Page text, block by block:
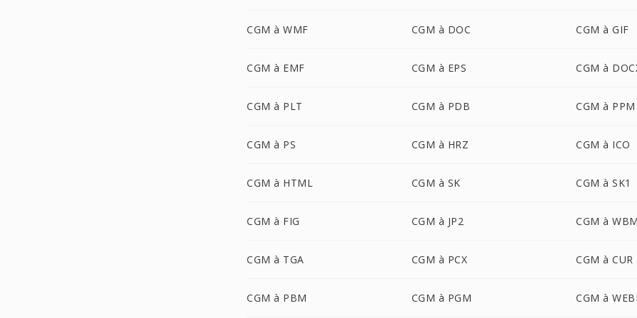
CGM à WMF CGM à DOC CGM à GIF
CGM à EMF CGM à EPS CGM à
CGM à PLT CGM à PDB CGM à PPM
CGM à PS CGM à HRZ CGM à ICO
CGM à HTML CGM à SK CGM à SK1
CGM à FIG CGM à JP2 CGM à
CGM à TGA CGM à PCX CGM à CUR
CGM à PBM CGM à PGM CGM à